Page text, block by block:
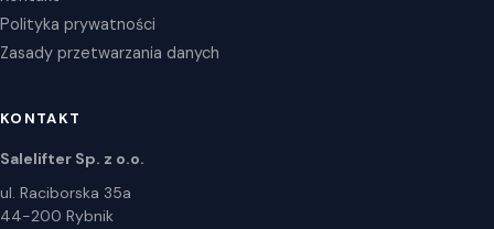
Polityka prywatności
Zasady przetwarzania danych
KONTAKT
Salelifter Sp. z o.o.
ul. Raciborska 35a
44-200 Rybnik